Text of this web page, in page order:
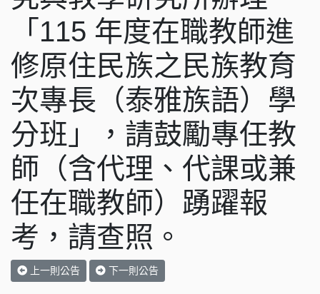
「115 年度在職教師進
修原住民族之民族教育
次專長（泰雅族語）學
分班」，請鼓勵專任教
師（含代理、代課或兼
任在職教師）踴躍報
考，請查照。
上一則公告 下一則公告